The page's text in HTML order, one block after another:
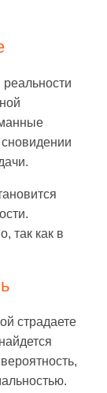
так как в
страдаете